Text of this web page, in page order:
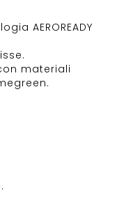
AEROREADY
materiali